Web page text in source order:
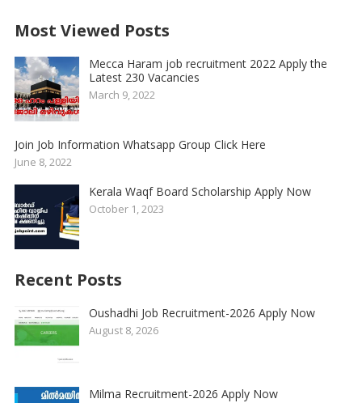
Most Viewed Posts
Mecca Haram job recruitment 2022 Apply the
Latest 230 Vacancies
March 9, 2022
Join Job Information Whatsapp Group Click Here
June 8, 2022
Kerala Waqf Board Scholarship Apply Now
October 1, 2023
Recent Posts
Oushadhi Job Recruitment-2026 Apply Now
August 8, 2026
Milma Recruitment-2026 Apply Now